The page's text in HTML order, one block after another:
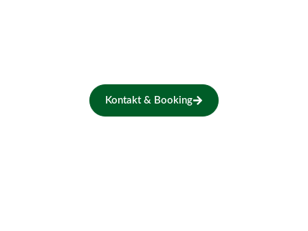
Kontakt & Booking